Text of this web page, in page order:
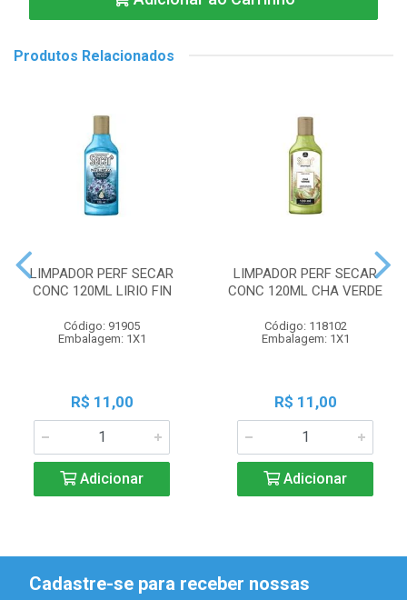
Produtos Relacionados
LIMPADOR PERF SECAR
CONC 120ML LIRIO FIN
Código: 91905
Embalagem: 1X1
R$ 11,00
Adicionar
LIMPADOR PERF SECAR
CONC 120ML CHA VERDE
Código: 118102
Embalagem: 1X1
R$ 11,00
Adicionar
Cadastre-se para receber nossas